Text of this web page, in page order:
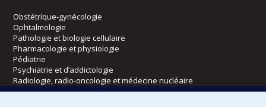
Obstétrique-gynécologie
Ophtalmologie
Pathologie et biologie cellulaire
Pharmacologie et physiologie
Pédiatrie
Psychiatrie et d’addictologie
Radiologie, radio-oncologie et médecine nucléaire